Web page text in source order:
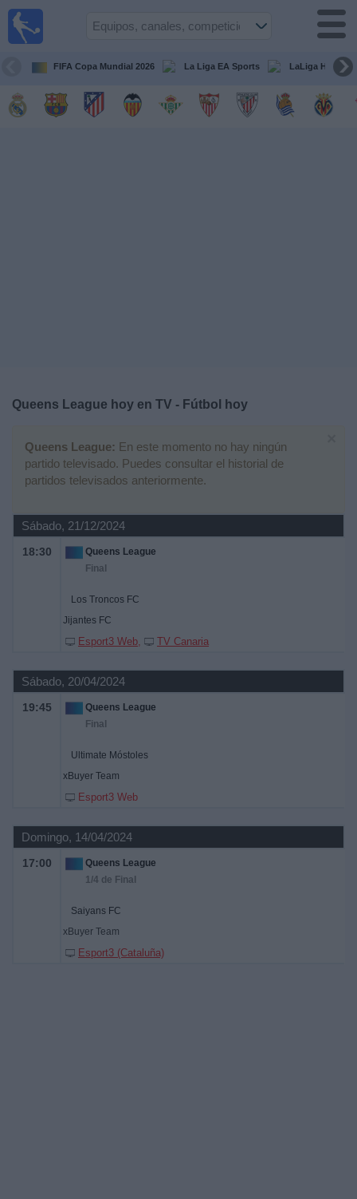
FIFA Copa Mundial 2026 La Liga EA Sports LaLiga
Queens League hoy en TV - Fútbol hoy
Queens League: En este momento no hay ningún
partido televisado. Puedes consultar el historial de
partidos televisados anteriormente.
Sábado, 21/12/2024
18:30
Queens League
Final
Los Troncos FC
Jijantes FC
Esport3 Web TV Canaria
Sábado, 20/04/2024
19:45
Queens League
Final
Ultimate Móstoles
xBuyer Team
Esport3 Web
Domingo, 14/04/2024
17:00
Queens League
1/4 de Final
Saiyans FC
xBuyer Team
Esport3 (Cataluña)
Guía de
Televisados
Noticias
Widget